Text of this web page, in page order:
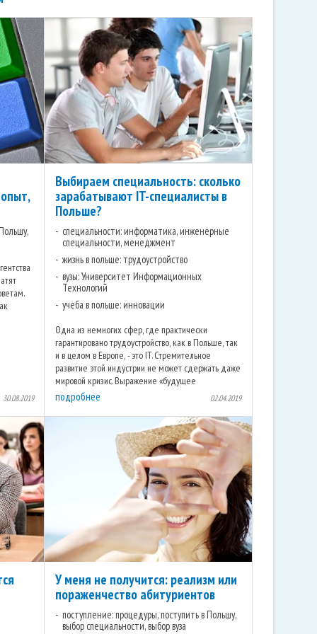
30.08.2019
Выбираем специальность: сколько
зарабатывают IT-специалисты в
Польше?
специальности: информатика, инженерные
специальности, менеджмент
жизнь в польше: трудоустройство
вузы: Университет Информационных
Технологий
учеба в польше: инновации
Одна из немногих сфер, где практически
гарантировано трудоустройство, как в Польше, так
и в целом в Европе, - это IT. Стремительное
развитие этой индустрии не может сдержать даже
мировой кризис. Выражение «будущее
принадлежит новым ...
подробнее 02.04.2019
У меня не получится: реализм или
пораженчество абитуриентов
поступление: процедуры, поступить в Польшу,
выбор специальности, выбор вуза